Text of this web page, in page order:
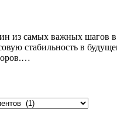
из самых важных шагов
стабильность в